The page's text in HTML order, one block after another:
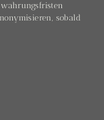
sobald